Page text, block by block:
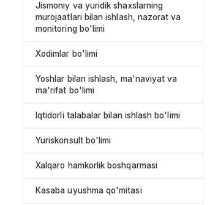
Jismoniy va yuridik shaxslarning
murojaatlari bilan ishlash, nazorat va
monitoring bo'limi
Xodimlar bo'limi
Yoshlar bilan ishlash, ma'naviyat va
ma'rifat bo'limi
Iqtidorli talabalar bilan ishlash bo'limi
Yuriskonsult bo'limi
Xalqaro hamkorlik boshqarmasi
Kasaba uyushma qo'mitasi